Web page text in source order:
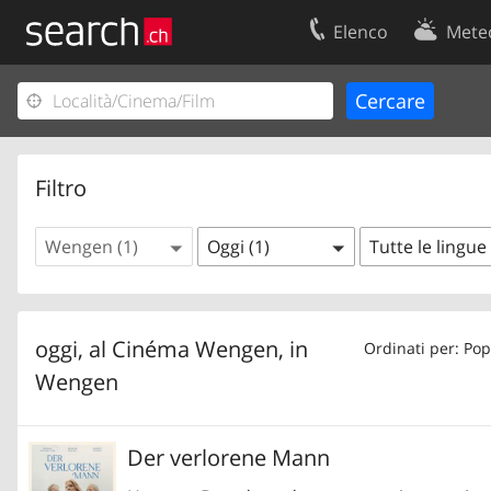
Elenco
Filtro
Wengen (1) Oggi (1) Tutte le lingue
Ordinati per:
oggi, al Cinéma Wengen, in
Wengen
Der verlorene Mann
Il vostro profolio
Area clienti
Contatti
Condizioni